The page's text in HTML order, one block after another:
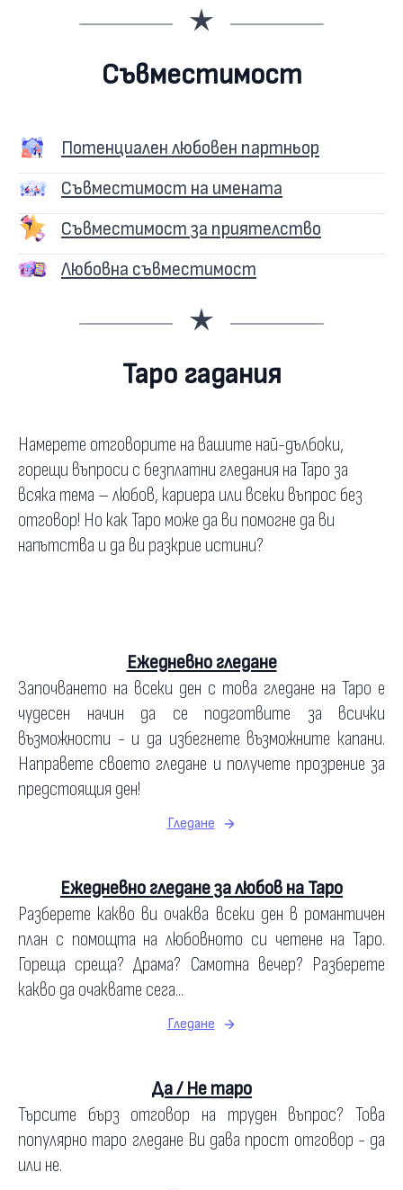
Съвместимост
Потенциален любовен партньор
Съвместимост на имената
Съвместимост за приятелство
Любовна съвместимост
Таро гадания
Намерете отговорите на вашите най-дълбоки,
горещи въпроси с безплатни гледания на Таро за
всяка тема – любов, кариера или всеки въпрос без
отговор! Но как Таро може да ви помогне да ви
напътства и да ви разкрие истини?
Ежедневно гледане
Започването на всеки ден с това гледане на Таро е
чудесен начин да се подготвите за всички
възможности - и да избегнете възможните капани.
Направете своето гледане и получете прозрение за
предстоящия ден!
Гледане
Ежедневно гледане за любов на Таро
Разберете какво ви очаква всеки ден в романтичен
план с помощта на любовното си четене на Таро.
Гореща среща? Драма? Самотна вечер? Разберете
какво да очаквате сега...
Гледане
Да / Не таро
Търсите бърз отговор на труден въпрос? Това
популярно таро гледане Ви дава прост отговор - да
или не.